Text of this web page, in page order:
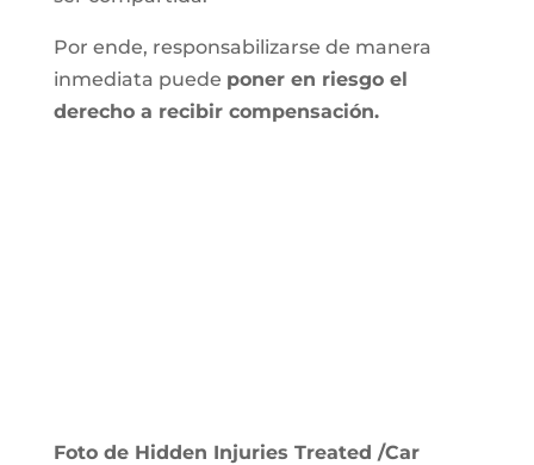
Por ende, responsabilizarse de manera
inmediata puede poner en riesgo el
derecho a recibir compensación.
Foto de Hidden Injuries Treated /Car